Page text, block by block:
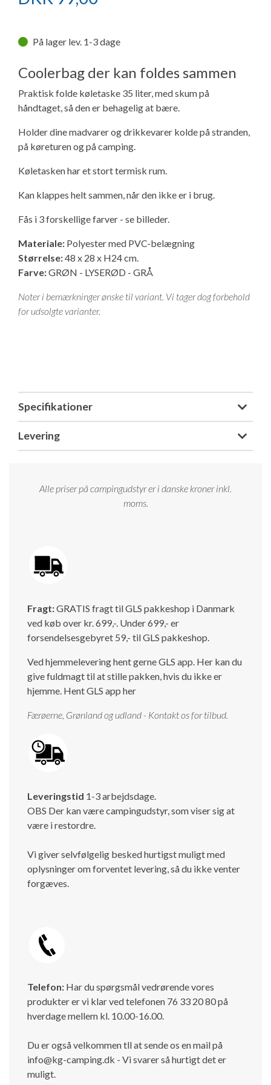
Adria Astella
Next
Hobby Prestige
Hobby Maxia
Ny campingvogn - godt at vide
Lille campingvogn
Finansiering af campingvogn
Forsikring af campingvogn
Vil du sælge din campingvogn?
Brugte telte og udstyr
Isabella fortelte
Isabella Fortelte
Isabella weekend- og vinterfortelte
Isabella fortelte til specialvogne
Camping erhverv
Adria Coral
Adria Compact
Internet i campingvognen
Aircondition og klimaanlæg
Gas-komfort i din campingvogn
E-trailer kontrol- og sikkerhedsapp
Byvand - rindende vand i campingvognen
GPS tracker til autocamper og campingvogn
Sikker handel
Klagemuligheder
Handelsbetingelser - webshop
Persondata
GPDR - Optagelse af foto og video
På lager lev. 1-3 dage
Coolerbag der kan foldes sammen
Praktisk folde køletaske 35 liter, med skum på
håndtaget, så den er behagelig at bære.
Holder dine madvarer og drikkevarer kolde på stranden,
på køreturen og på camping.
Køletasken har et stort termisk rum.
Kan klappes helt sammen, når den ikke er i brug.
Fås i 3 forskellige farver - se billeder.
Materiale: Polyester med PVC-belægning
Størrelse:48 x 28 x H24 cm.
Farve:GRØN - LYSERØD - GRÅ
Noter i bemærkninger ønske til variant. Vi tager dog forbehold
for udsolgte varianter.
Specifikationer
Levering
Alle priser på campingudstyr er i danske kroner inkl.
moms.
Fragt:GRATIS fragt til GLS pakkeshop i Danmark
ved køb over kr. 699,-. Under 699,- er
forsendelsesgebyret 59,- til GLS pakkeshop.
Ved hjemmelevering hent gerne GLS app. Her kan du
give fuldmagt til at stille pakken, hvis du ikke er
hjemme. Hent GLS app her
Færøerne, Grønland og udland - Kontakt os for tilbud.
Leveringstid 1-3 arbejdsdage.
OBS Der kan være campingudstyr, som viser sig at
være i restordre.
Vi giver selvfølgelig besked hurtigst muligt med
oplysninger om forventet levering, så du ikke venter
forgæves.
Telefon: Har du spørgsmål vedrørende vores
produkter er vi klar ved telefonen 76 33 20 80 på
hverdage mellem kl. 10.00-16.00.
Du er også velkommen tll at sende os en mail på
info@kg-camping.dk - Vi svarer så hurtigt det er
muligt.